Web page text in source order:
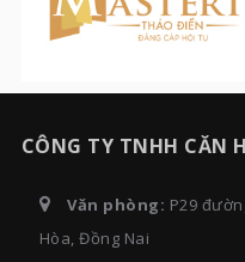
CÔNG TY TNHH CĂN
Văn phòng: P29
Hòa, Đồng Nai